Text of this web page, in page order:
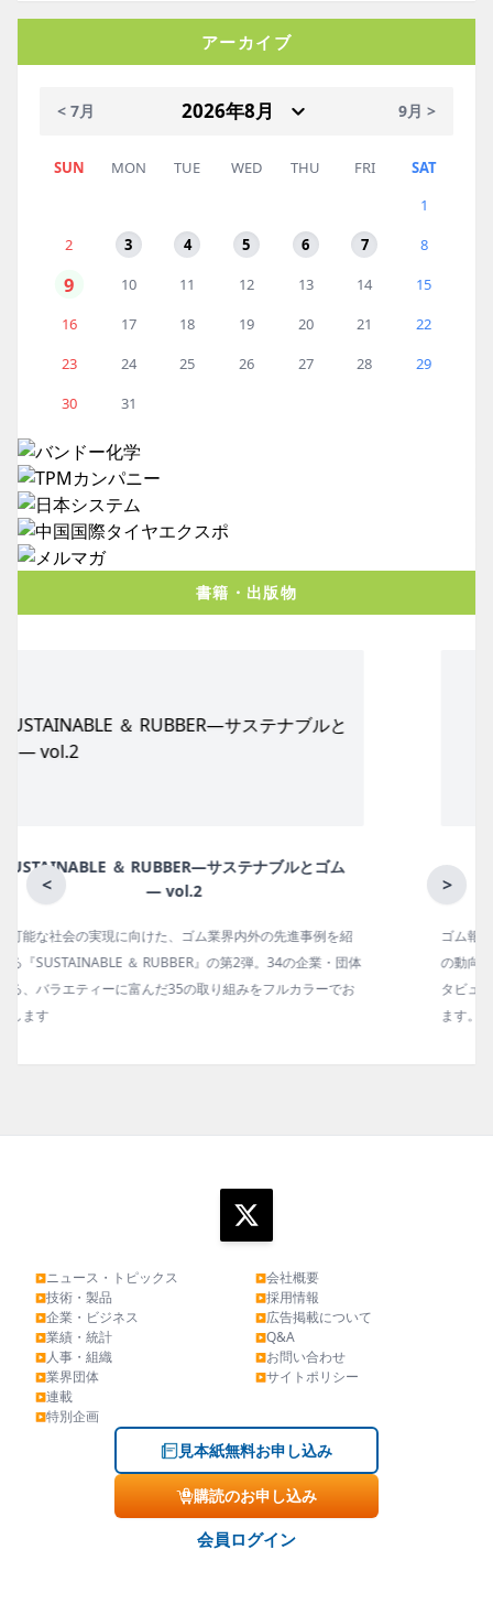
アーカイブ
< 7月 9月 >
SUN MON TUE WED THU FRI
SAT
1
2
3 4 5 6 7 8
9 10 11 12 13 14
15
16
17 18 19 20 21
22
23
24 25 26 27 28
29
30
31
書籍・出版物
< >
月刊ラバーインダストリー／単品
ゴム報知新聞の姉妹誌。ゴム・エラストマー製品・市場分野別
の動向、新製品・技術、原材料動向、設備・機械の紹介、イン
タビュー、海外企業情報、統計などをコンパクトに掲載してい
▶ニュース・トピックス
▶技術・製品
▶企業・ビジネス
▶業績・統計
▶人事・組織
▶業界団体
▶連載
▶特別企画
▶会社概要
▶採用情報
▶広告掲載について
▶Q&A
▶お問い合わせ
▶サイトポリシー
見本紙無料お申し込み
購読のお申し込み
会員ログイン